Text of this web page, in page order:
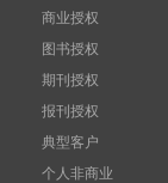
商业授权
图书授权
期刊授权
报刊授权
典型客户
个人非商业